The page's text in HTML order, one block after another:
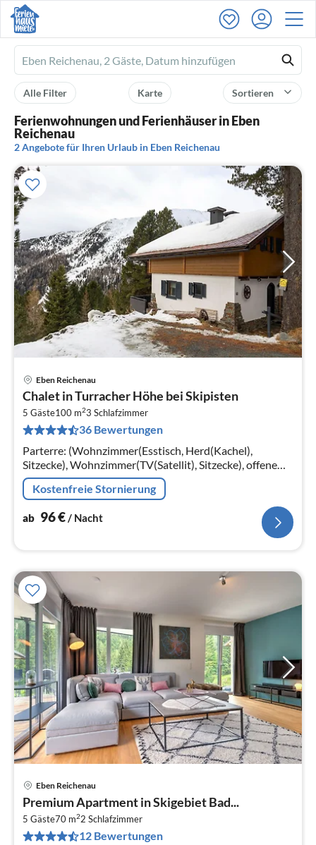
Ferienhausmiete
logo
Sortieren
Karte
Alle Filter
Ferienwohnungen und Ferienhäuser in Eben
Reichenau
2 Angebote für Ihren Urlaub in Eben Reichenau
Eben Reichenau
Chalet in Turracher Höhe bei Skipisten
5 Gäste100 m23 Schlafzimmer
36 Bewertungen
Parterre: (Wohnzimmer(Esstisch, Herd(Kachel),
Sitzecke), Wohnzimmer(TV(Satellit), Sitzecke), offene
Küche(Wasserkocher, Toaster, Kochherd,
Kaffeemaschine, Backofen, Kühlschrank)
Kostenfreie Stornierung
ab 96€/ Nacht
Eben Reichenau
Premium Apartment in Skigebiet Bad...
5 Gäste70 m22 Schlafzimmer
12 Bewertungen